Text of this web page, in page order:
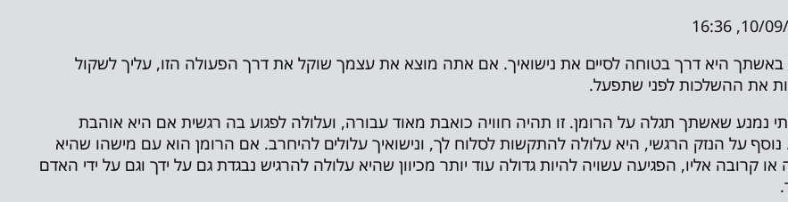
10/09/
באשתך היא דרך בטוחה לסיים את נישואיך. אם אתה מוצא את עצמך שוקל את דרך הפעולה הזו, עליך לשקול
את ההשלכות לפני שתפעל.
נמנע שאשתך תגלה על הרומן. זו תהיה חוויה כואבת מאוד עבורה, ועלולה לפגוע בה רגשית אם היא אוהבת
נוסף על הנזק הרגשי, היא עלולה להתקשות לסלוח לך, ונישואיך עלולים להיחרב. אם הרומן הוא עם מישהו שהיא
או קרובה אליו, הפגיעה עשויה להיות גדולה עוד יותר מכיוון שהיא עלולה להרגיש נבגדת גם על ידך וגם על ידי האדם